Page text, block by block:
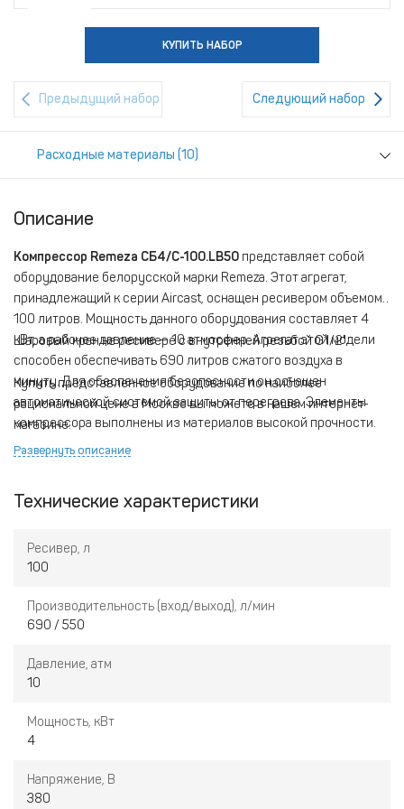
Предыдущий набор
КУПИТЬ НАБОР
КУПИТЬ НАБОР
Следующий набор
Расходные материалы (10)
Описание
Компрессор Remeza СБ4/С-100.LB50 представляет собой
оборудование белорусской марки Remeza. Этот агрегат,
принадлежащий к серии Aircast, оснащен ресивером объемом
100 литров. Мощность данного оборудования составляет 4
кВт, а рабочее давление — 10 атмосфер. Агрегат этой модели
способен обеспечивать 690 литров сжатого воздуха в
минуту. Для обеспечения безопасности он оснащен
автоматической системой защиты от перегрева. Элементы
компрессора выполнены из материалов высокой прочности.
Шаровый кран на ресивере с внутренней резьбой G1/2".
Купить представленное оборудование по наиболее
рациональной цене в Москве вы можете в нашем интернет-
магазине.
Развернуть описание
Технические характеристики
Ресивер, л
100
Производительность (вход/выход), л/мин
690 / 550
Давление, атм
10
Мощность, кВт
4
Напряжение, В
380